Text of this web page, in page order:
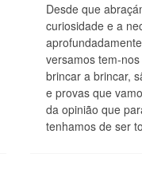
Desde que
curiosidade e a
versamos tem-
brincar a brincar,
e provas que
da opinião que
tenhamos de ser